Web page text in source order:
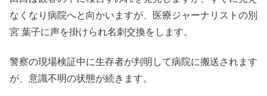
なくなり病院へと向かいますが、医療ジャーナリストの別
宮 葉子に声を掛けられ名刺交換をします。
警察の現場検証中に生存者が判明して病院に搬送されます
が、意識不明の状態が続きます。